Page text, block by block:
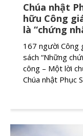
Chúa nhật
hữu Công
là “chứng
167 người Công
sách “Những
công – Một lời
Chúa nhật Phục